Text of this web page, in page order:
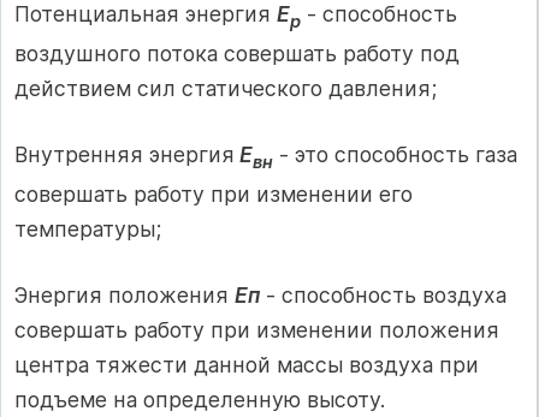
Потенциальная энергия Ер - способность
воздушного потока совершать работу под
действием сил статического давления;
Внутренняя энергия Евн - это способность газа
совершать работу при изменении его
температуры;
Энергия положения Eп - способность воздуха
совершать работу при изменении положения
центра тяжести данной массы воздуха при
подъеме на определенную высоту.